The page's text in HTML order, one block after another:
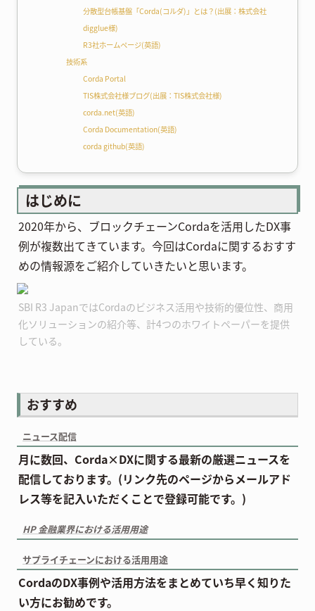
分散型台帳基盤「Corda(コルダ)」とは？ (出展：株式会社
digglue様)
R3社ホームページ(英語)
技術系
Corda Portal
TIS株式会社様ブログ(出展：TIS株式会社様)
corda.net(英語)
Corda Documentation(英語)
corda github(英語)
はじめに
2020年から、ブロックチェーンCordaを活用したDX事
例が複数出てきています。今回はCordaに関するおすす
めの情報源をご紹介していきたいと思います。
SBI R3 JapanではCordaのビジネス活用や技術的優位性、商用
化ソリューションの紹介等、計4つのホワイトペーパーを提供
している。
おすすめ
ニュース配信
月に数回、Corda×DXに関する最新の厳選ニュースを
配信しております。(リンク先のページからメールアド
レス等を記入いただくことで登録可能です。)
HP 金融業界における活用用途
サプライチェーンにおける活用用途
CordaのDX事例や活用方法をまとめていち早く知りた
い方にお勧めです。